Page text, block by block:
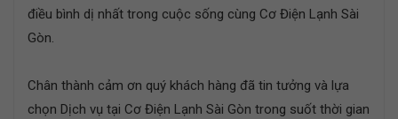
điều bình dị nhất trong cuộc sống cùng Cơ Điện Lạnh Sài
Gòn.
Chân thành cảm ơn quý khách hàng đã tin tưởng và lựa
chọn Dịch vụ tại Cơ Điện Lạnh Sài Gòn trong suốt thời gian